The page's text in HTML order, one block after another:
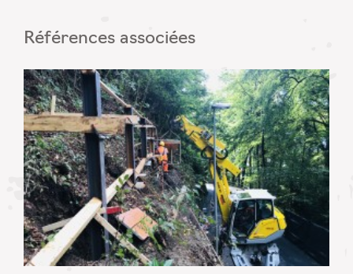
Références associées